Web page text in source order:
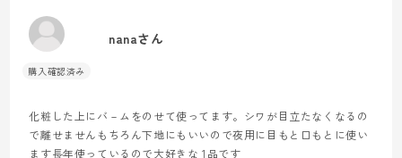
nanaさん
化粧した上にバ－ムをのせて使ってます。シワが目立たなくなるの
で離せませんもちろん下地にもいいので夜用に目もと口もとに使い
ます長年使っているので大好きな 1品です